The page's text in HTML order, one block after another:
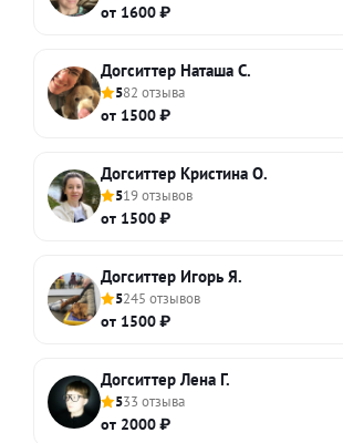
от 1600 ₽
Догситтер Наташа С.
582 отзыва
от 1500 ₽
Догситтер Кристина О.
519 отзывов
от 1500 ₽
Догситтер Игорь Я.
5245 отзывов
от 1500 ₽
Догситтер Лена Г.
533 отзыва
от 2000 ₽